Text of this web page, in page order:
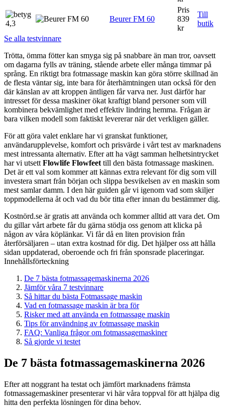
4,3
Beurer FM 60
Pris
839
kr
Till
butik
Se alla testvinnare
Trötta, ömma fötter kan smyga sig på snabbare än man tror, oavsett
om dagarna fylls av träning, stående arbete eller många timmar på
språng. En riktigt bra fotmassage maskin kan göra större skillnad än
de flesta väntar sig, inte bara för återhämtningen utan också för den
där känslan av att kroppen äntligen får varva ner. Just därför har
intresset för dessa maskiner ökat kraftigt bland personer som vill
kombinera bekvämlighet med effektiv lindring hemma. Frågan är
bara vilken modell som faktiskt levererar när det verkligen gäller.
För att göra valet enklare har vi granskat funktioner,
användarupplevelse, komfort och prisvärde i vårt test av marknadens
mest intressanta alternativ. Efter att ha vägt samman helhetsintrycket
har vi utsett Flowlife Flowfeet till den bästa fotmassage maskinen.
Det är ett val som kommer att kännas extra relevant för dig som vill
investera smart från början och slippa besvikelsen av en maskin som
mest samlar damm. I den här guiden går vi igenom vad som skiljer
toppmodellerna åt och vad du bör titta efter innan du bestämmer dig.
Kostnörd.se är gratis att använda och kommer alltid att vara det. Om
du gillar vårt arbete får du gärna stödja oss genom att klicka på
någon av våra köplänkar. Vi får då en liten provision från
återförsäljaren – utan extra kostnad för dig. Det hjälper oss att hålla
sidan uppdaterad, oberoende och fri från sponsrade placeringar.
Innehållsförteckning
De 7 bästa fotmassagemaskinerna 2026
Jämför våra 7 testvinnare
Så hittar du bästa Fotmassage maskin
Vad en fotmassage maskin är bra för
Risker med att använda en fotmassage maskin
Tips för användning av fotmassage maskin
FAQ: Vanliga frågor om fotmassagemaskiner
Så gjorde vi testet
De 7 bästa fotmassagemaskinerna 2026
Efter att noggrant ha testat och jämfört marknadens främsta
fotmassagemaskiner presenterar vi här våra toppval för att hjälpa dig
hitta den perfekta lösningen för dina behov.